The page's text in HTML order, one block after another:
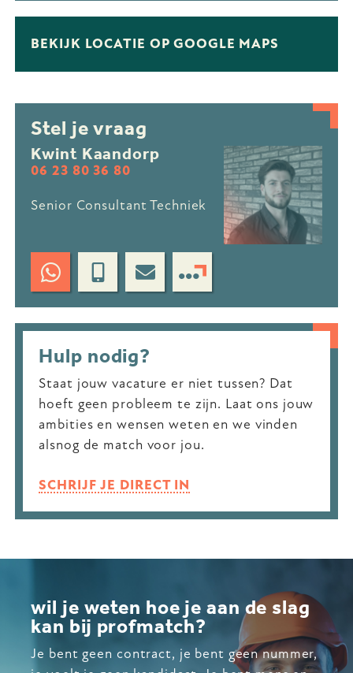
BEKIJK LOCATIE OP GOOGLE MAPS
Stel je vraag
Kwint Kaandorp
06 23 80 36 80
Senior Consultant Techniek
Hulp nodig?
Staat jouw vacature er niet tussen? Dat
hoeft geen probleem te zijn. Laat ons jouw
ambities en wensen weten en we vinden
alsnog de match voor jou.
SCHRIJF JE DIRECT IN
wil je weten hoe je aan de slag
kan bij profmatch?
Je bent geen contract, je bent geen nummer,